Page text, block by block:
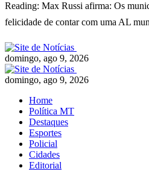
Reading: Max Russi afirma: Os
felicidade de contar com uma AL
domingo, ago 9, 2026
domingo, ago 9, 2026
Home
Política MT
Destaques
Esportes
Policial
Cidades
Editorial